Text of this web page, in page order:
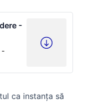
-
-
ca instanța să